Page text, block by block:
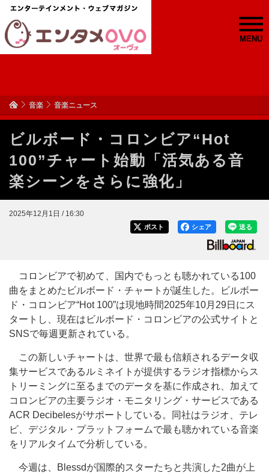
MENU
音楽 音楽ニュース
ビルボード・コロンビア“Hot
100”チャート始動「活気ある音
楽シーンをさらに強化」
2025年12月1日 / 16:30
送る
シェア
ポスト
コロンビアで初めて、国内でもっとも聴かれている100
曲をまとめたビルボード・チャートが誕生した。ビルボー
ド・コロンビア“Hot 100”は現地時間2025年10月29日にス
タートし、現在はビルボード・コロンビアの公式サイトと
SNSで毎週更新されている。
この新しいチャートは、世界で最も信頼されるデータ収
集サービスであるルミネイトが提供するラジオ指標からス
トリーミングに至るまでのデータを基に作成され、加えて
コロンビアの主要ラジオ・モニタリング・サービスである
ACR Decibelesがサポートしている。同社はラジオ、テレ
ビ、デジタル・プラットフォームで最も聴かれている音楽
をリアルタイムで分析している。
今週は、Blessdが国際的スターたちと共演した2曲が上